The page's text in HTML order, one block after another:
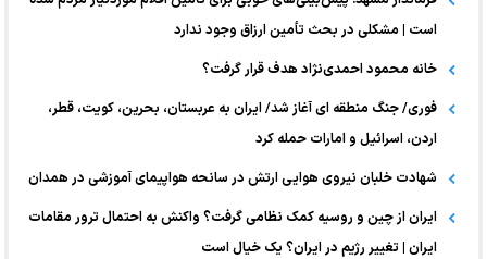
است | مشکلی در بحث تأمین ارزاق وجود ندارد
خانه محمود احمدی‌نژاد هدف قرار گرفت؟
فوری/ جنگ منطقه ای آغاز شد/ ایران به عربستان، بحرین، کویت، قطر،
اردن، اسرائیل و امارات حمله کرد
شهادت خلبان نیروی هوایی ارتش در سانحه هواپیمای آموزشی در همدان
ایران از چین و روسیه کمک نظامی گرفت؟ واکنش به احتمال ترور مقامات
ایران | تغییر رژیم در ایران؟ یک خیال است